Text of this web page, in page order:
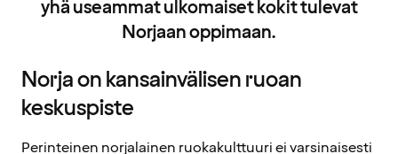
yhä useammat ulkomaiset kokit tulevat
Norjaan oppimaan.
Norja on kansainvälisen ruoan
keskuspiste
Perinteinen norjalainen ruokakulttuuri ei varsinaisesti